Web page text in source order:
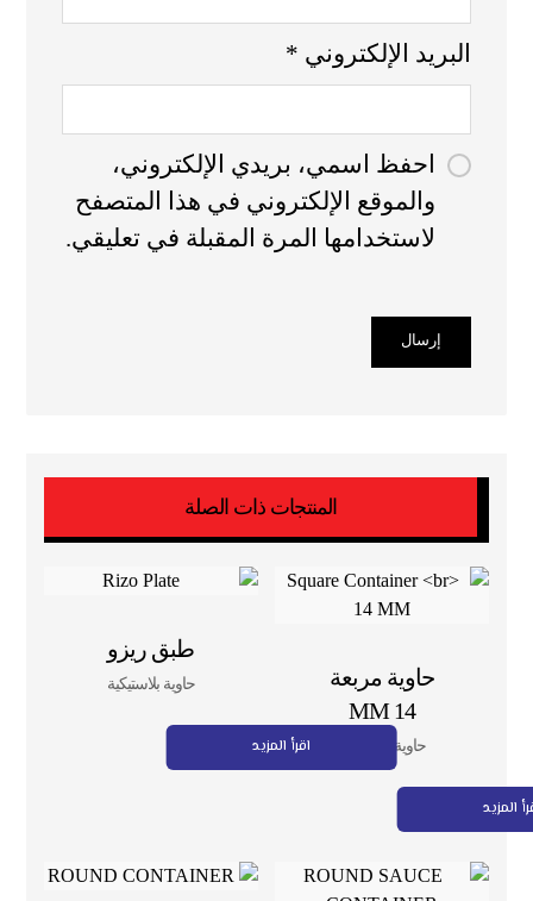
البريد الإلكتروني *
احفظ اسمي، بريدي الإلكتروني،
والموقع الإلكتروني في هذا المتصفح
لاستخدامها المرة المقبلة في تعليقي.
المنتجات ذات الصلة
حاوية مربعة
14 MM
حاوية بلاستيكية
المزيد
طبق ريزو
حاوية بلاستيكية
اقرأ المزيد